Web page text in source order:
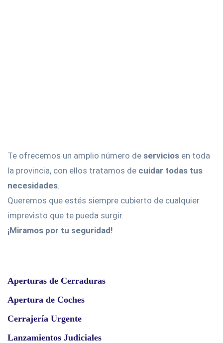
Te ofrecemos un amplio número de servicios en toda
la provincia, con ellos tratamos de cuidar todas tus
necesidades
Queremos que estés siempre cubierto de cualquier
imprevisto que te pueda surgir.
¡Miramos por tu seguridad!
Aperturas de Cerraduras
Apertura de Coches
Cerrajería Urgente
Lanzamientos Judiciales